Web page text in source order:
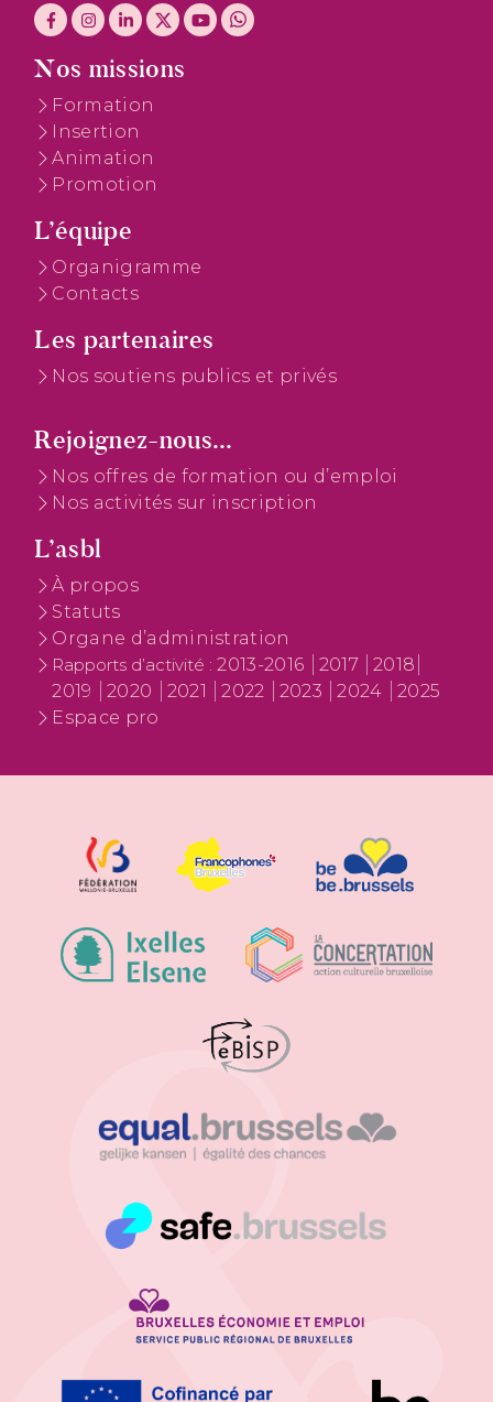
Nos missions
Formation
Insertion
Animation
Promotion
L’équipe
Organigramme
Contacts
Les partenaires
Nos soutiens publics et privés
Rejoignez-nous...
Nos offres de formation ou d’emploi
Nos activités sur inscription
L’asbl
À propos
Statuts
Organe d’administration
Rapports d’activité :2013-2016 2017
2018
2019
2020 2021 2022 2023 2024
2025
Espace pro